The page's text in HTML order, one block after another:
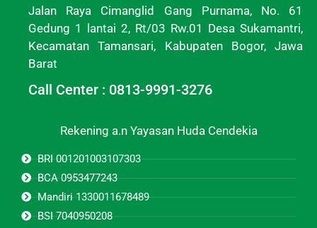
Jalan Raya Cimanglid Gang Purnama, No. 61
Gedung 1 lantai 2, Rt/03 Rw.01 Desa Sukamantri,
Kecamatan Tamansari, Kabupaten Bogor, Jawa
Barat
Call Center : 0813-9991-3276
Rekening a.n Yayasan Huda Cendekia
BRI 001201003107303
BCA 0953477243
Mandiri 1330011678489
BSI 7040950208